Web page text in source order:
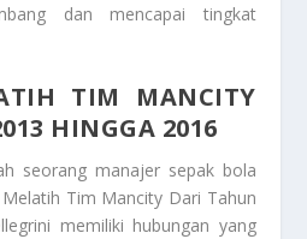
dan mencapai tingkat
TIM MANCITY
HINGGA 2016
seorang manajer sepak bola
Melatih Tim Mancity Dari Tahun
memiliki hubungan yang